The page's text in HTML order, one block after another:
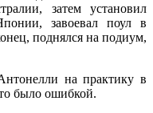
затем установил
завоевал поул в
поднялся на подиум,
на практику в
было ошибкой.